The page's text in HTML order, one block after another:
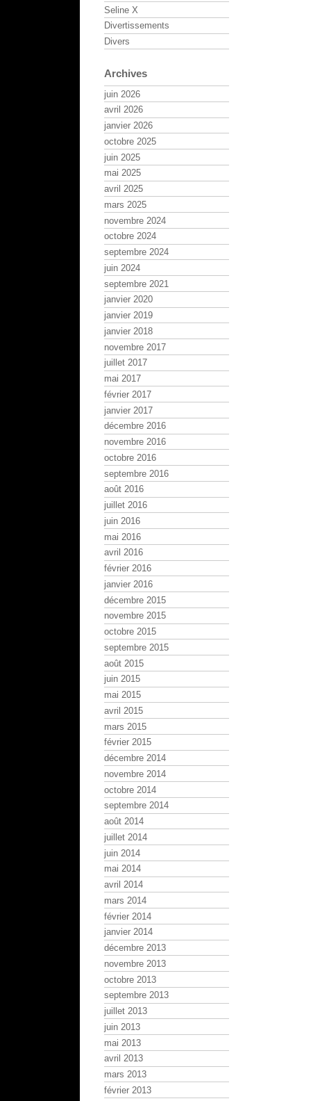
Seline X
Divertissements
Divers
Archives
juin 2026
avril 2026
janvier 2026
octobre 2025
juin 2025
mai 2025
avril 2025
mars 2025
novembre 2024
octobre 2024
septembre 2024
juin 2024
septembre 2021
janvier 2020
janvier 2019
janvier 2018
novembre 2017
juillet 2017
mai 2017
février 2017
janvier 2017
décembre 2016
novembre 2016
octobre 2016
septembre 2016
août 2016
juillet 2016
juin 2016
mai 2016
avril 2016
février 2016
janvier 2016
décembre 2015
novembre 2015
octobre 2015
septembre 2015
août 2015
juin 2015
mai 2015
avril 2015
mars 2015
février 2015
décembre 2014
novembre 2014
octobre 2014
septembre 2014
août 2014
juillet 2014
juin 2014
mai 2014
avril 2014
mars 2014
février 2014
janvier 2014
décembre 2013
novembre 2013
octobre 2013
septembre 2013
juillet 2013
juin 2013
mai 2013
avril 2013
mars 2013
février 2013